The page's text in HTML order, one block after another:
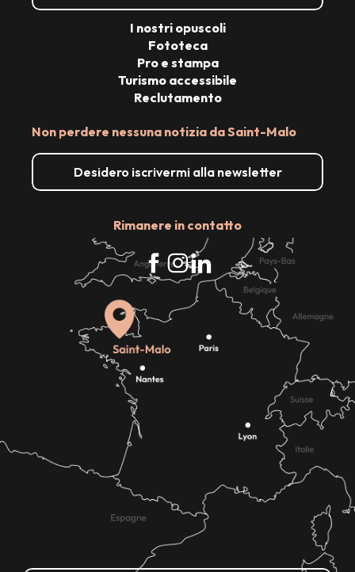
Non perdere nessuna notizia da Saint-Malo
Desidero iscrivermi alla newsletter
Rimanere in contatto
I nostri opuscoli
Fototeca
Pro e stampa
Turismo accessibile
Reclutamento